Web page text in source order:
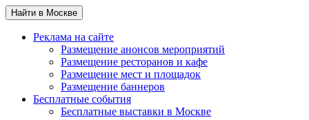
Найти в Москве
Реклама на сайте
Размещение анонсов мероприятий
Размещение ресторанов и кафе
Размещение мест и площадок
Размещение баннеров
Бесплатные события
Бесплатные выставки в Москве